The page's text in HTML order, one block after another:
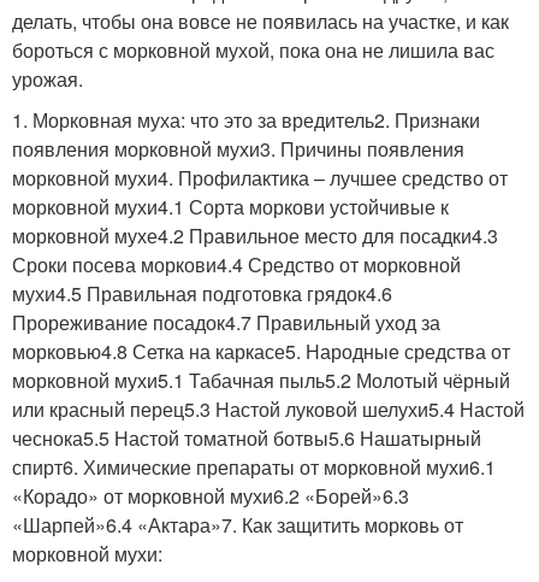
делать, чтобы она вовсе не появилась на участке, и как
бороться с морковной мухой, пока она не лишила вас
урожая.
1. Морковная муха: что это за вредитель2. Признаки
появления морковной мухи3. Причины появления
морковной мухи4. Профилактика – лучшее средство от
морковной мухи4.1 Сорта моркови устойчивые к
морковной мухе4.2 Правильное место для посадки4.3
Сроки посева моркови4.4 Средство от морковной
мухи4.5 Правильная подготовка грядок4.6
Прореживание посадок4.7 Правильный уход за
морковью4.8 Сетка на каркасе5. Народные средства от
морковной мухи5.1 Табачная пыль5.2 Молотый чёрный
или красный перец5.3 Настой луковой шелухи5.4 Настой
чеснока5.5 Настой томатной ботвы5.6 Нашатырный
спирт6. Химические препараты от морковной мухи6.1
«Корадо» от морковной мухи6.2 «Борей»6.3
«Шарпей»6.4 «Актара»7. Как защитить морковь от
морковной мухи: